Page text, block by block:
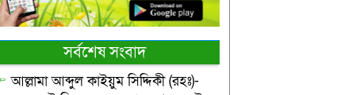
সর্বশেষ সংবাদ
আল্লামা আব্দুল কাইয়ুম সিদ্দিকী (রহঃ)-